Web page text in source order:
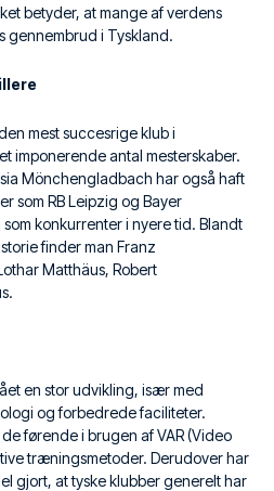
betyder, at mange af verdens
gennembrud i Tyskland.
mest succesrige klub i
imponerende antal mesterskaber.
Mönchengladbach har også haft
som RB Leipzig og Bayer
konkurrenter i nyere tid. Blandt
finder man Franz
Matthäus, Robert
en stor udvikling, især med
og forbedrede faciliteter.
førende i brugen af VAR (Video
træningsmetoder. Derudover har
gjort, at tyske klubber generelt har